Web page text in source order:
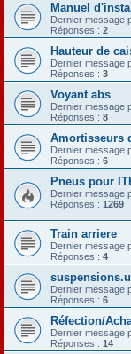
Manuel
Dernier message
Réponses : 2
Hauteur de
Dernier message
Réponses : 3
Voyant abs
Dernier message
Réponses : 8
Amortisseurs
Dernier message
Réponses : 6
Pneus pour
Dernier message
Réponses : 1269
Train arriere
Dernier message
Réponses : 4
Dernier message
Réponses : 6
Réfection/
Dernier message
Réponses : 14